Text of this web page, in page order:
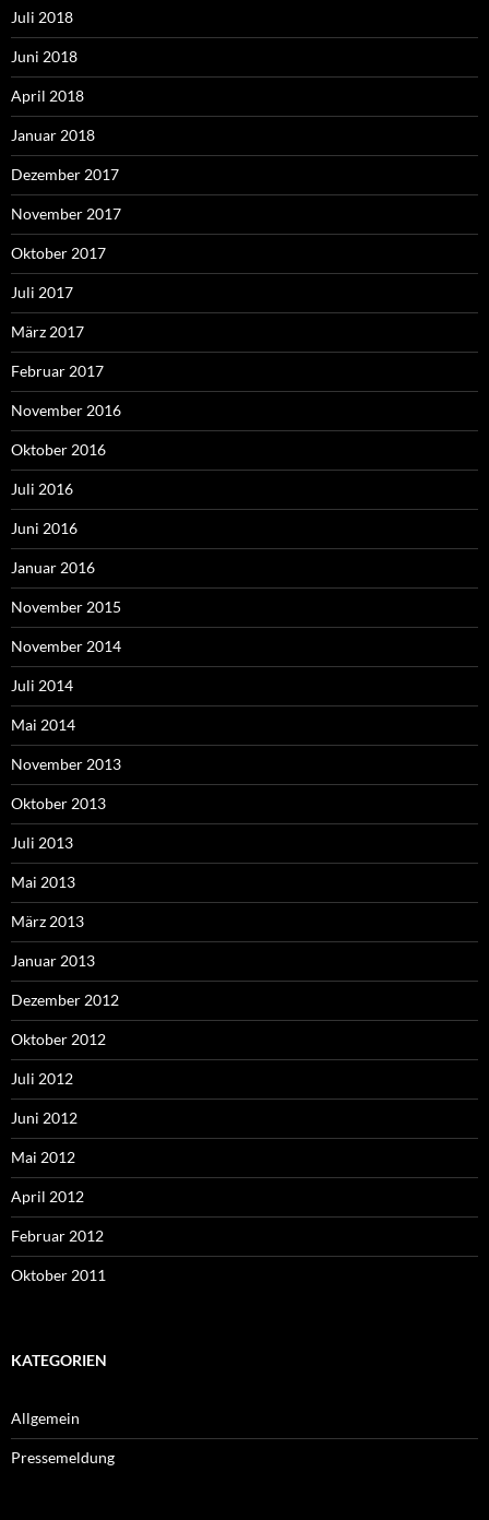
Juli 2018
Juni 2018
April 2018
Januar 2018
Dezember 2017
November 2017
Oktober 2017
Juli 2017
März 2017
Februar 2017
November 2016
Oktober 2016
Juli 2016
Juni 2016
Januar 2016
November 2015
November 2014
Juli 2014
Mai 2014
November 2013
Oktober 2013
Juli 2013
Mai 2013
März 2013
Januar 2013
Dezember 2012
Oktober 2012
Juli 2012
Juni 2012
Mai 2012
April 2012
Februar 2012
Oktober 2011
KATEGORIEN
Allgemein
Pressemeldung